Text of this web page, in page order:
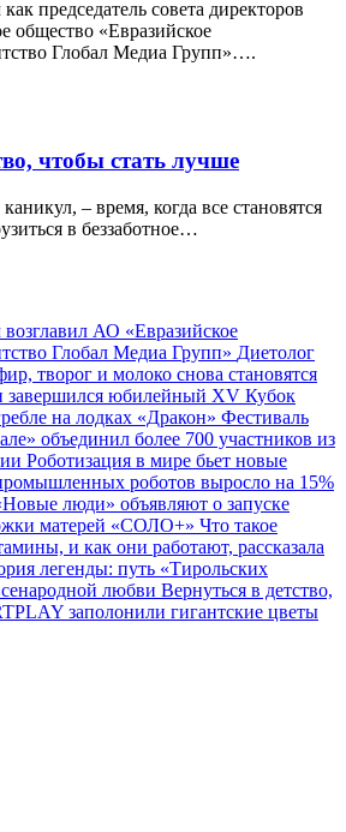
председатель совета директоров
общество «Евразийское
Глобал Медиа Групп»….
чтобы стать лучше
– время, когда все становятся
в беззаботное…
АО «Евразийское
Глобал Медиа Групп» Диетолог
творог и молоко снова становятся
завершился юбилейный XV Кубок
на лодках «Дракон» Фестиваль
объединил более 700 участников из
Роботизация в мире бьет новые
роботов выросло на 15%
люди» объявляют о запуске
матерей «СОЛО+» Что такое
и как они работают, рассказала
легенды: путь «Тирольских
любви Вернуться в детство,
заполонили гигантские цветы